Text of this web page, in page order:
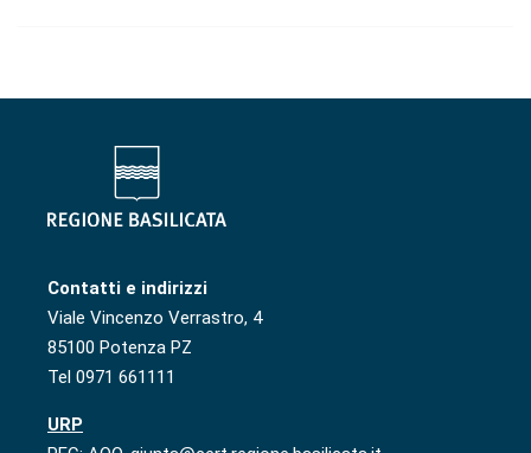
Contatti e indirizzi
Viale Vincenzo Verrastro, 4
85100 Potenza PZ
Tel 0971 661111
URP